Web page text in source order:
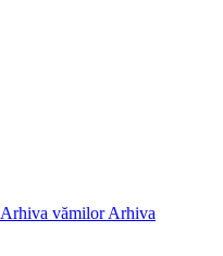
Arhiva vămilor Arhiva